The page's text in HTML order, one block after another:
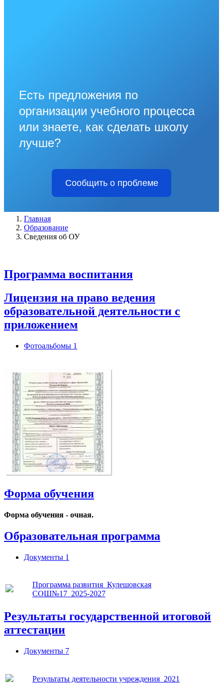
Есть предложения по
организации учебного процесса
или знаете, как сделать школу
лучше?
Сообщить о проблеме
Главная
Образование
Сведения об ОУ
Программа воспитания
Лицензия на право ведения
образовательной деятельности с
приложением
Фотоальбомы 1
Форма обучения
Форма обучения - очная.
Образовательная программа
Документы 1
Программа развития_Кулешовская
СОШ№17_2025-2027
Результаты государственной итоговой
аттестации
Документы 7
Результаты деятельности учреждения_2021